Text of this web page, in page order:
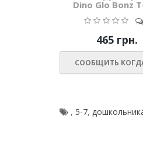
Dino Glo Bonz
465 грн.
СООБЩИТЬ
, 5-7,